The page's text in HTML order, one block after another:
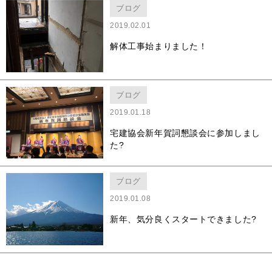
ブログ
2019.02.01
解体工事始まりました！
ブログ
2019.01.18
宅建協会新年賀詞懇談会に参加しまし
た?
ブログ
2019.01.08
新年、気分良くスタートできました?